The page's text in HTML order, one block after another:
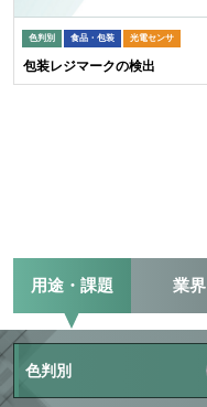
色判別 食品・包装 光電センサ
包装レジマークの検出
用途・課題 業界
色判別